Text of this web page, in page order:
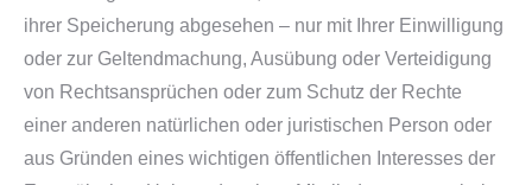
ihrer Speicherung abgesehen – nur mit Ihrer Einwilligung
oder zur Geltendmachung, Ausübung oder Verteidigung
von Rechtsansprüchen oder zum Schutz der Rechte
einer anderen natürlichen oder juristischen Person oder
aus Gründen eines wichtigen öffentlichen Interesses der